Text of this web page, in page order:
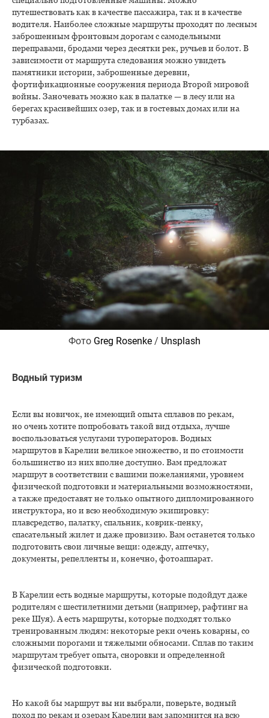
путешествовать как в качестве пассажира, так и в качестве
водителя. Наиболее сложные маршруты проходят по лесным
заброшенным фронтовым дорогам с самодельными
переправами, бродами через десятки рек, ручьев и болот. В
зависимости от маршрута следования можно увидеть
памятники истории, заброшенные деревни,
фортификационные сооружения периода Второй мировой
войны. Заночевать можно как в палатке — в лесу или на
берегах красивейших озер, так и в гостевых домах или на
турбазах.
Фото Greg Rosenke / Unsplash
Водный туризм
Если вы новичок, не имеющий опыта сплавов по рекам,
но очень хотите попробовать такой вид отдыха, лучше
воспользоваться услугами туроператоров. Водных
маршрутов в Карелии великое множество, и по стоимости
большинство из них вполне доступно. Вам предложат
маршрут в соответствии с вашими пожеланиями, уровнем
физической подготовки и материальными возможностями,
а также предоставят не только опытного дипломированного
инструктора, но и всю необходимую экипировку:
плавсредство, палатку, спальник, коврик-пенку,
спасательный жилет и даже провизию. Вам останется только
подготовить свои личные вещи: одежду, аптечку,
документы, репелленты и, конечно, фотоаппарат.
В Карелии есть водные маршруты, которые подойдут даже
родителям с шестилетними детьми (например, рафтинг на
реке Шуя). А есть маршруты, которые подходят только
тренированным людям: некоторые реки очень коварны, со
сложными порогами и тяжелыми обносами. Сплав по таким
маршрутам требует опыта, сноровки и определенной
физической подготовки.
Но какой бы маршрут вы ни выбрали, поверьте, водный
поход по рекам и озерам Карелии вам запомнится на всю